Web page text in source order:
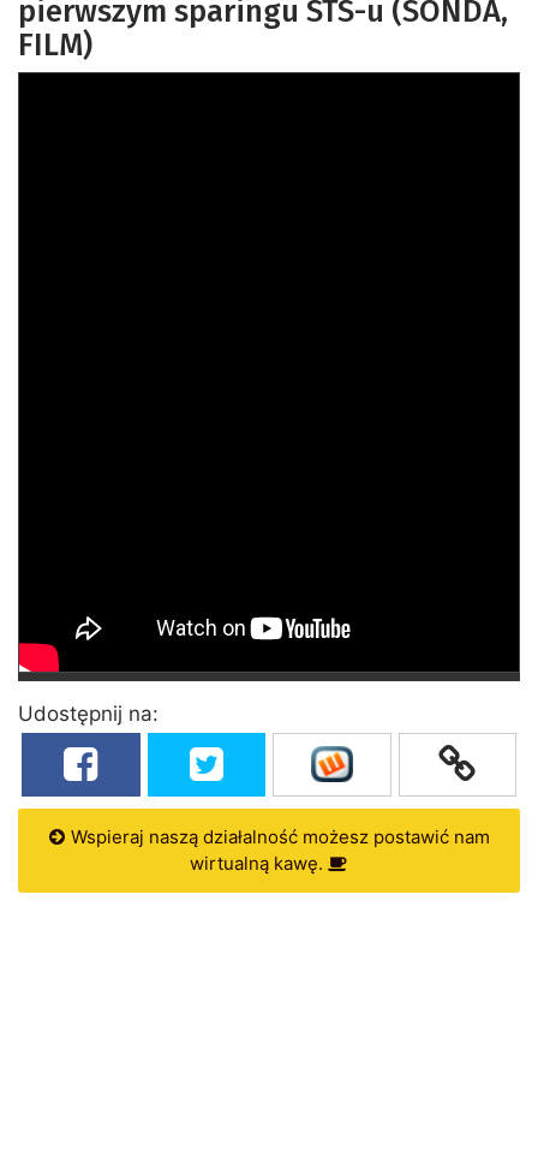
pierwszym sparingu STS-u (SONDA,
FILM)
Udostępnij na:
Wspieraj naszą działalność możesz postawić nam
wirtualną kawę.